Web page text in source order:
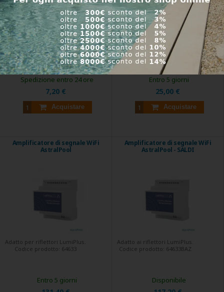
Tubo di collegamento flessibile, per
collegare ...
Codice prodotto:28138
7,20 €
Acquistare
Spedizione entro 24 ore
Chiave di montaggio per l`elemento
di installazione. ...
Codice prodotto:
855130151
25,00 €
Acquistare
Entro 5 giorni
Amplificatore di segnale WiFi
AstralPool
Adatto per riflettori LumiPlus.
Codice prodotto: 64633
Entro 5 giorni
Amplificatore di segnale WiFi
AstralPool - SALDI
Adatto ai riflettori LumiPlus.
Codice prodotto: 64633BAZ
Disponibile